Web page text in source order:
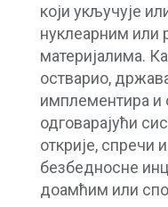
који укључује
нуклеарним или
материјалима.
остварио,
имплементира и
одговарајући
открије, спречи
безбедносне
доамћим или